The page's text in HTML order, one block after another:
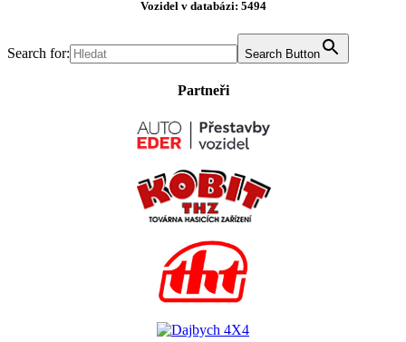
Vozidel v databázi: 5494
Search for: Search Button
Partneři